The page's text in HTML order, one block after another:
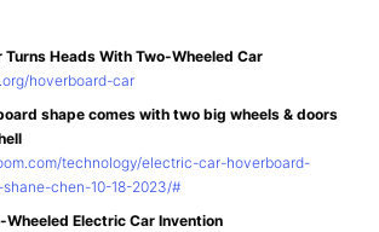
Heads With Two-Wheeled Car
hoverboard-car
shape comes with two big wheels & doors
technology/electric-car-hoverboard-
chen-10-18-2023/#
Wheeled Electric Car Invention